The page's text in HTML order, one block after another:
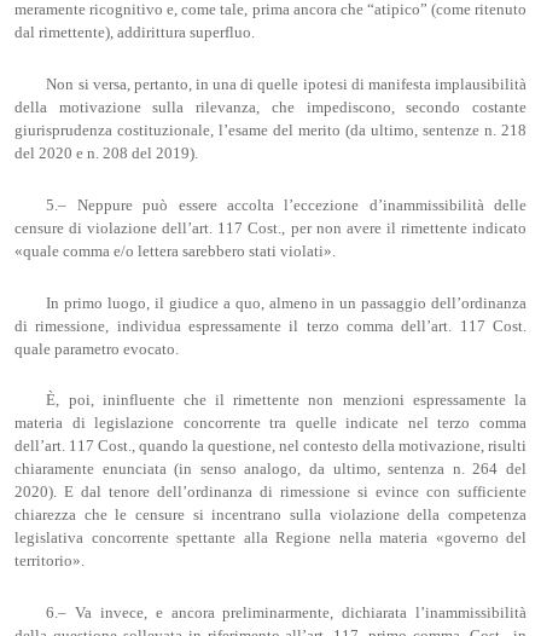
meramente ricognitivo e, come tale, prima ancora che “atipico” (come ritenuto
dal rimettente), addirittura superfluo.
Non si versa, pertanto, in una di quelle ipotesi di manifesta implausibilità
della motivazione sulla rilevanza, che impediscono, secondo costante
giurisprudenza costituzionale, l’esame del merito (da ultimo, sentenze n. 218
del 2020 e n. 208 del 2019).
5.– Neppure può essere accolta l’eccezione d’inammissibilità delle
censure di violazione dell’art. 117 Cost., per non avere il rimettente indicato
«quale comma e/o lettera sarebbero stati violati».
In primo luogo, il giudice a quo, almeno in un passaggio dell’ordinanza
di rimessione, individua espressamente il terzo comma dell’art. 117 Cost.
quale parametro evocato.
È, poi, ininfluente che il rimettente non menzioni espressamente la
materia di legislazione concorrente tra quelle indicate nel terzo comma
dell’art. 117 Cost., quando la questione, nel contesto della motivazione, risulti
chiaramente enunciata (in senso analogo, da ultimo, sentenza n. 264 del
2020). E dal tenore dell’ordinanza di rimessione si evince con sufficiente
chiarezza che le censure si incentrano sulla violazione della competenza
legislativa concorrente spettante alla Regione nella materia «governo del
territorio».
6.– Va invece, e ancora preliminarmente, dichiarata l’inammissibilità